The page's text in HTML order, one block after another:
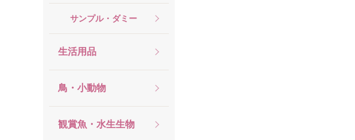
サンプル・ダミー
生活用品
鳥・小動物
観賞魚・水生生物